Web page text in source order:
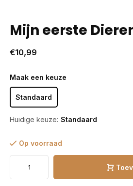
Mijn eerste
€10,99
Maak een keuze
Standaard
Huidige keuze: Standaard
Op voorraad